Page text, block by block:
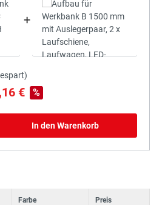
+
€ %
In den Warenkorb
Farbe Preis